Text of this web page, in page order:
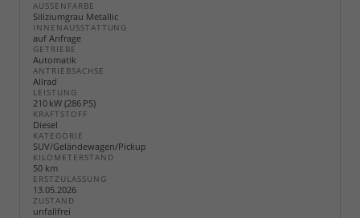
AUSSENFARBE
Siliziumgrau Metallic
INNENAUSSTATTUNG
auf Anfrage
GETRIEBE
Automatik
ANTRIEBSACHSE
Allrad
LEISTUNG
210 kW (286 PS)
KRAFTSTOFF
Diesel
KATEGORIE
SUV/Geländewagen/Pickup
KILOMETERSTAND
50 km
ERSTZULASSUNG
13.05.2026
ZUSTAND
unfallfrei